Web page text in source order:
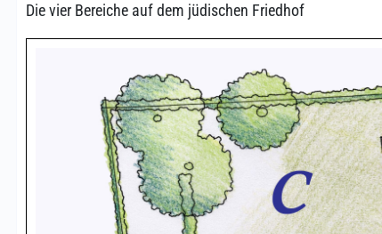
Die vier Bereiche auf dem jüdischen Friedhof